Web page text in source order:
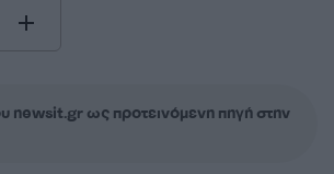
newsit.gr ως προτεινόμενη πηγή στην